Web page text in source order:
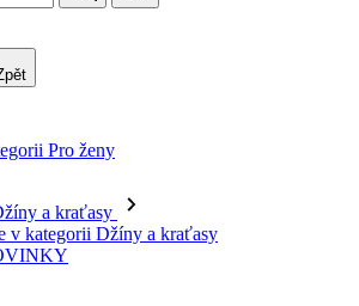
Pro ženy
a kraťasy
v kategorii Džíny a kraťasy